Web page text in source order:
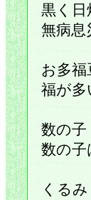
黒く日
無病息
お多
福が多
数の子
数の子
くるみ